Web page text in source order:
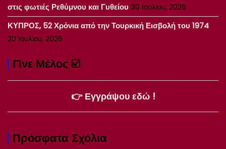
στις φωτιές Ρεθύμνου και Γυθείου 30 Ιουλίου, 2026
ΚΥΠΡΟΣ, 52 Χρόνια από την Τουρκική Εισβολή του 1974
20 Ιουλίου, 2026
Γίνε Μέλος ☑️
👉 Εγγράψου εδώ !
Πρόσφατα Σχόλια